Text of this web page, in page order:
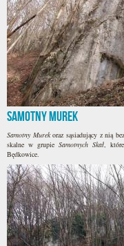
Samotny Murek
Samotny Murekoraz sąsiadujący z nią
skalne w grupie Samotnych Skał,
Będkowice.